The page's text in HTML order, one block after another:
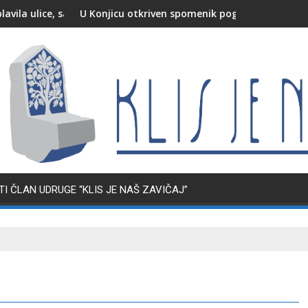
spomenik poginulim i nestalim pripadnicima HVO-a i HV-a
HBOR obišao
ČLAN UDRUGE “KLIS JE NAŠ ZAVIČAJ”